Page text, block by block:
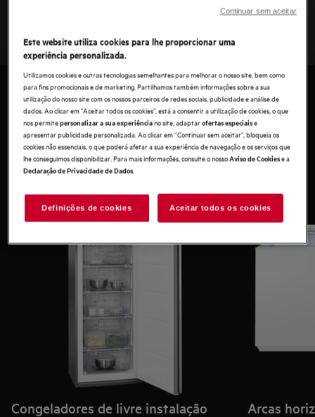
vida. Antes de escolher o congelador que vai comprar,
seus hábitos de compras, ou o tipo de descongelação
determinam o aparelho que deve selecionar. Siga o nosso
guia de compras para encontrar o congelador ideal para
si.
Tipos de congeladores
Com distintas medidas e funções, existem vários tipos de
congeladores disponíveis no mercado, cada um deles
desenhado com um conceito específico para a cozinha.
Descubra o que melhor lhe convem.
Congeladores de livre instalação Arcas
Este website utiliza cookies para lhe proporcionar uma
experiência personalizada.
Utilizamos cookies e outras tecnologias semelhantes para melhorar o nosso site, bem como
para fins promocionais e de marketing. Partilhamos também informações sobre a sua
utilização do nosso site com os nossos parceiros de redes sociais, publicidade e análise de
dados. Ao clicar em "Aceitar todos os cookies”, está a consentir a utilização de cookies, o que
nos permitepersonalizar a sua experiênciano site, adaptarofertas especiaise
apresentar publicidade personalizada. Ao clicar em “Continuar sem aceitar”, bloqueia os
cookies não essenciais, o que poderá afetar a sua experiência de navegação e os serviços que
lhe conseguimos disponibilizar. Para mais informações, consulte o nossoAviso de Cookiese a
Declaração de Privacidade de Dados.
Definições de cookies Aceitar todos os cookies
Continuar sem aceitar